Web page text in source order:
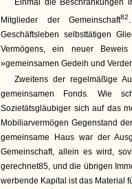
Einmal die Beschränkungen
Mitglieder der Gemeinschaft82
Geschäftsleben selbsttätigen
Vermögens, ein neuer
»gemeinsamen Gedeih und
Zweitens der regelmäßige
gemeinsamen Fonds. Wie
Sozietätsgläubiger sich auf das
Mobiliarvermögen Gegenstand
gemeinsame Haus war der
Gemeinschaft, allein es wird,
gerechnet85, und die übrigen
werbende Kapital ist das Material